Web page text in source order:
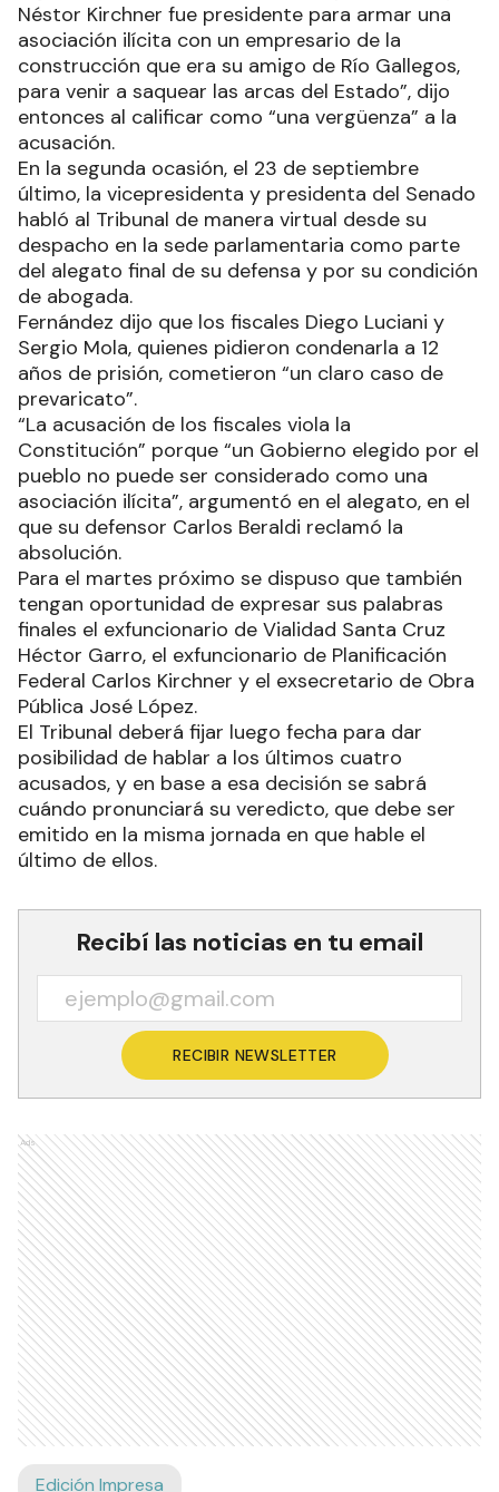
Néstor Kirchner fue presidente para armar una
asociación ilícita con un empresario de la
construcción que era su amigo de Río Gallegos,
para venir a saquear las arcas del Estado”, dijo
entonces al calificar como “una vergüenza” a la
acusación.
En la segunda ocasión, el 23 de septiembre
último, la vicepresidenta y presidenta del Senado
habló al Tribunal de manera virtual desde su
despacho en la sede parlamentaria como parte
del alegato final de su defensa y por su condición
de abogada.
Fernández dijo que los fiscales Diego Luciani y
Sergio Mola, quienes pidieron condenarla a 12
años de prisión, cometieron “un claro caso de
prevaricato”.
“La acusación de los fiscales viola la
Constitución” porque “un Gobierno elegido por el
pueblo no puede ser considerado como una
asociación ilícita”, argumentó en el alegato, en el
que su defensor Carlos Beraldi reclamó la
absolución.
Para el martes próximo se dispuso que también
tengan oportunidad de expresar sus palabras
finales el exfuncionario de Vialidad Santa Cruz
Héctor Garro, el exfuncionario de Planificación
Federal Carlos Kirchner y el exsecretario de Obra
Pública José López.
El Tribunal deberá fijar luego fecha para dar
posibilidad de hablar a los últimos cuatro
acusados, y en base a esa decisión se sabrá
cuándo pronunciará su veredicto, que debe ser
emitido en la misma jornada en que hable el
último de ellos.
Recibí las noticias en tu email
RECIBIR NEWSLETTER
Ads
Edición Impresa